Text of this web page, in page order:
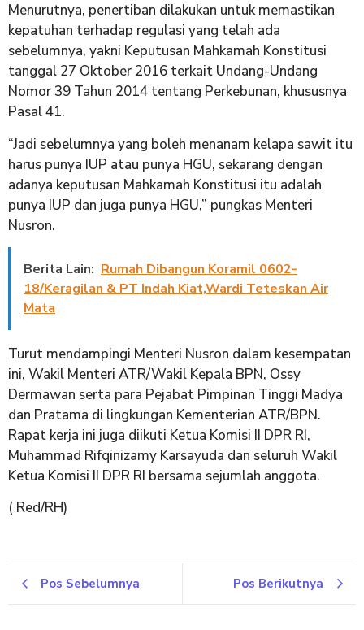
Menurutnya, penertiban dilakukan untuk memastikan
kepatuhan terhadap regulasi yang telah ada
sebelumnya, yakni Keputusan Mahkamah Konstitusi
tanggal 27 Oktober 2016 terkait Undang-Undang
Nomor 39 Tahun 2014 tentang Perkebunan, khususnya
Pasal 41.
“Jadi sebelumnya yang boleh menanam kelapa sawit itu
harus punya IUP atau punya HGU, sekarang dengan
adanya keputusan Mahkamah Konstitusi itu adalah
punya IUP dan juga punya HGU,” pungkas Menteri
Nusron.
Berita Lain: Rumah Dibangun Koramil 0602-
18/Keragilan & PT Indah Kiat,Wardi Teteskan Air
Mata
Turut mendampingi Menteri Nusron dalam kesempatan
ini, Wakil Menteri ATR/Wakil Kepala BPN, Ossy
Dermawan serta para Pejabat Pimpinan Tinggi Madya
dan Pratama di lingkungan Kementerian ATR/BPN.
Rapat kerja ini juga diikuti Ketua Komisi II DPR RI,
Muhammad Rifqinizamy Karsayuda dan seluruh Wakil
Ketua Komisi II DPR RI bersama sejumlah anggota.
( Red/RH)
Pos Sebelumnya Pos Berikutnya